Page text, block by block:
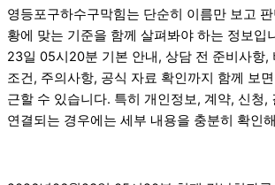
영등포구하수구막힘는 단순히 이름만 보고
황에 맞는 기준을 함께 살펴봐야 하는 정보입
23일 05시20분 기본 안내, 상담 전 준비사항,
조건, 주의사항, 공식 자료 확인까지 함께 보
근할 수 있습니다. 특히 개인정보, 계약, 신청,
연결되는 경우에는 세부 내용을 충분히 확인